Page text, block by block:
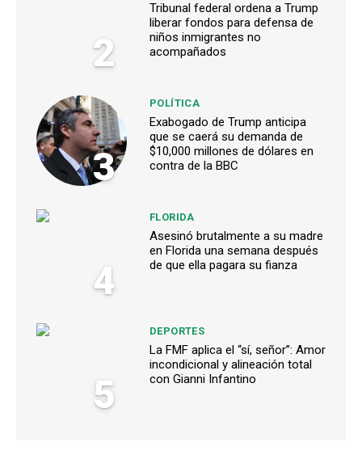
2
Tribunal federal ordena a Trump
liberar fondos para defensa de
niños inmigrantes no
acompañados
3
POLÍTICA
Exabogado de Trump anticipa
que se caerá su demanda de
$10,000 millones de dólares en
contra de la BBC
4
FLORIDA
Asesinó brutalmente a su madre
en Florida una semana después
de que ella pagara su fianza
5
DEPORTES
La FMF aplica el “sí, señor”: Amor
incondicional y alineación total
con Gianni Infantino